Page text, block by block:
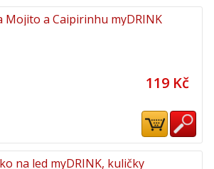
Mojito a Caipirinhu myDRINK
119 Kč
na led myDRINK, kuličky